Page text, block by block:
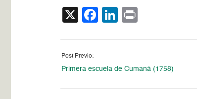
X Facebook
LinkedIn
Post Previo:
Primera escuela de Cumaná (1758)